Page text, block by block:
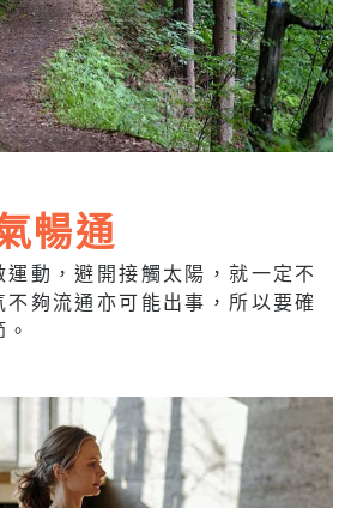
暢通
運動，避開接觸太陽，就一定不
夠流通亦可能出事，所以要確